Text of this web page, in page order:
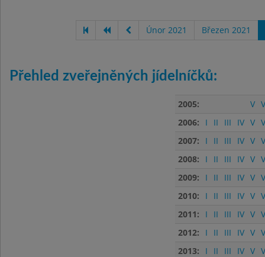
Únor 2021 Březen 2021
Přehled zveřejněných jídelníčků:
2005: V
2006:
I II III IV V
2007:
I II III IV V
2008:
I II III IV V
2009:
I II III IV V
2010:
I II III IV V
2011:
I II III IV V
2012:
I II III IV V
2013:
I II III IV V